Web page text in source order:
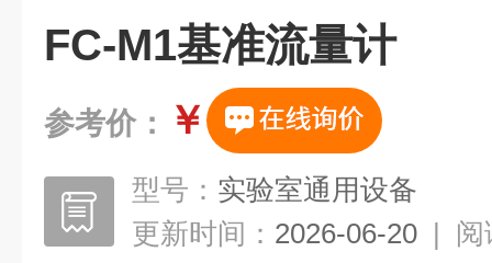
FC-M1基准流量计
参考价： ￥
型号： 实验室通用设备
更新时间： 2026-06-20 | 阅